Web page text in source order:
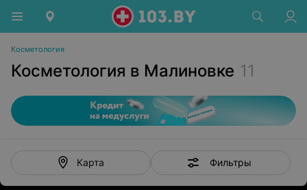
Косметология
Косметология в Малиновке 11
Карта Фильтры